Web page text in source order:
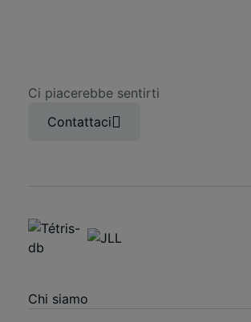
Ci piacerebbe sentirti
Contattaci
Chi siamo